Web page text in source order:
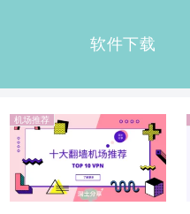
软件下载
机场推荐